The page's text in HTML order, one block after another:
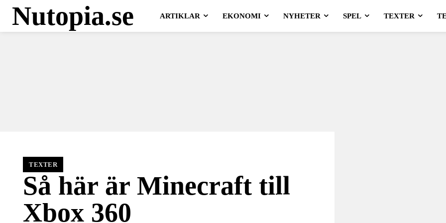
Nutopia.se ARTIKLAR EKONOMI NYHETER SPEL TEXTER
TEXTER
Så här är Minecraft till
Xbox 360